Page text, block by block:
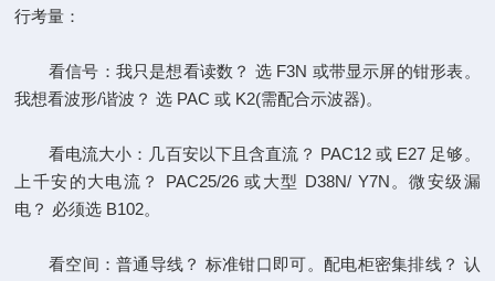
行考量：
看信号：我只是想看读数？ 选 F3N 或带显示屏的钳形表。
我想看波形/谐波？ 选 PAC 或 K2(需配合示波器)。
看电流大小：几百安以下且含直流？ PAC12 或 E27 足够。
上千安的大电流？ PAC25/26 或大型 D38N/ Y7N。微安级漏
电？ 必须选 B102。
看空间：普通导线？ 标准钳口即可。配电柜密集排线？ 认